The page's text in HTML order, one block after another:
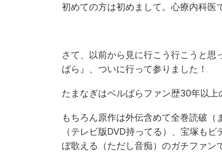
初めての方は初めまして。心療内科医
さて、以前から見に行こう行こうと
ばら』、ついに行って参りました！
たまなぎはベルばらファン歴30年以上
もちろん原作は外伝含めて全巻読破
（テレビ版DVD持ってる）、宝塚も
ぼ歌える（ただし音痴）のガチファン